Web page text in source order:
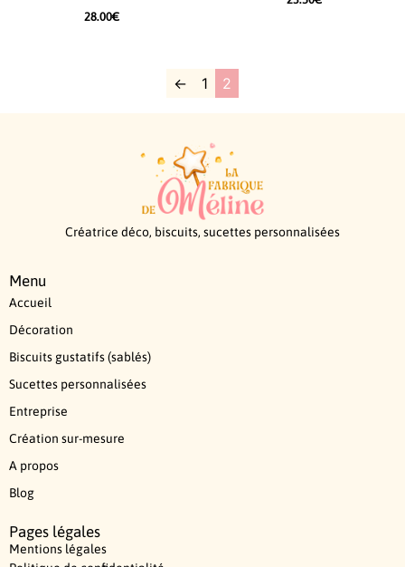
28.00€
← 1 2
Créatrice déco, biscuits, sucettes personnalisées
Menu
Accueil
Décoration
Biscuits gustatifs (sablés)
Sucettes personnalisées
Entreprise
Création sur-mesure
A propos
Blog
Pages légales
Mentions légales